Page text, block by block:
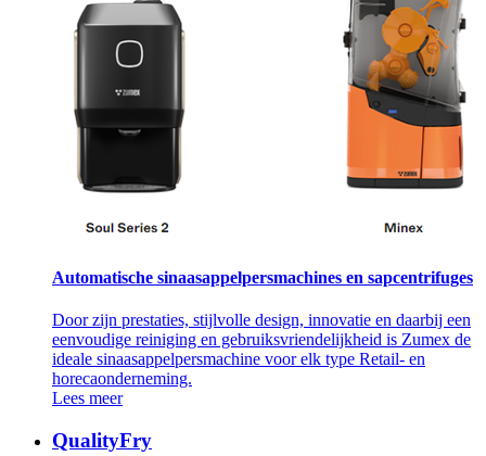
Automatische sinaasappelpersmachines en sapcentrifuges
Door zijn prestaties, stijlvolle design, innovatie en daarbij een
eenvoudige reiniging en gebruiksvriendelijkheid is Zumex de
ideale sinaasappelpersmachine voor elk type Retail- en
horecaonderneming.
Lees meer
QualityFry